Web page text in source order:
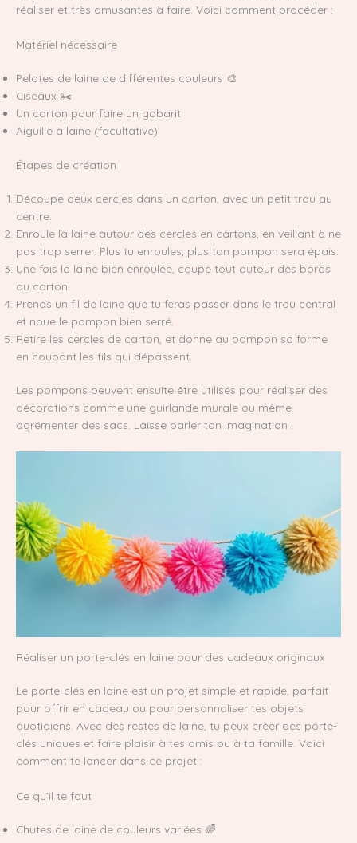
réaliser et très amusantes à faire. Voici comment procéder :
Matériel nécessaire
Pelotes de laine de différentes couleurs 🎨
Ciseaux ✂️
Un carton pour faire un gabarit
Aiguille à laine (facultative)
Étapes de création
Découpe deux cercles dans un carton, avec un petit trou au
centre.
Enroule la laine autour des cercles en cartons, en veillant à ne
pas trop serrer. Plus tu enroules, plus ton pompon sera épais.
Une fois la laine bien enroulée, coupe tout autour des bords
du carton.
Prends un fil de laine que tu feras passer dans le trou central
et noue le pompon bien serré.
Retire les cercles de carton, et donne au pompon sa forme
en coupant les fils qui dépassent.
Les pompons peuvent ensuite être utilisés pour réaliser des
décorations comme une guirlande murale ou même
agrémenter des sacs. Laisse parler ton imagination !
Réaliser un porte-clés en laine pour des cadeaux originaux
Le porte-clés en laine est un projet simple et rapide, parfait
pour offrir en cadeau ou pour personnaliser tes objets
quotidiens. Avec des restes de laine, tu peux créer des porte-
clés uniques et faire plaisir à tes amis ou à ta famille. Voici
comment te lancer dans ce projet :
Ce qu’il te faut
Chutes de laine de couleurs variées 🌈